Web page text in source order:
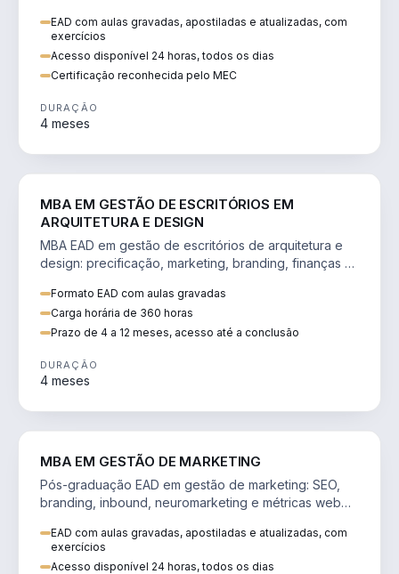
EAD com aulas gravadas, apostiladas e atualizadas, com
exercícios
Acesso disponível 24 horas, todos os dias
Certificação reconhecida pelo MEC
DURAÇÃO
4 meses
MBA EM GESTÃO DE ESCRITÓRIOS EM
ARQUITETURA E DESIGN
MBA EAD em gestão de escritórios de arquitetura e
design: precificação, marketing, branding, finanças e
Formato EAD com aulas gravadas
Carga horária de 360 horas
Prazo de 4 a 12 meses, acesso até a conclusão
DURAÇÃO
4 meses
MBA EM GESTÃO DE MARKETING
Pós-graduação EAD em gestão de marketing: SEO,
branding, inbound, neuromarketing e métricas web
EAD com aulas gravadas, apostiladas e atualizadas, com
exercícios
Acesso disponível 24 horas, todos os dias